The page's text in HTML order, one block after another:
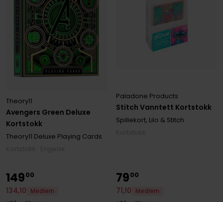
Avengers Green Deluxe
Kortstokk
Theory11
Theory11 Deluxe Playing Cards
Stitch Vanntett Kortstokk
Paladone Products
Spillekort, Lilo & Stitch
14900
134,10
Medlem
7900
71,10
Medlem